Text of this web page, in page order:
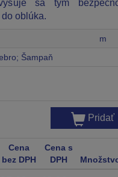
sa tým
oblúka.
m
Šampaň
Pridať
Cena
bez DPH
Cena s
DPH